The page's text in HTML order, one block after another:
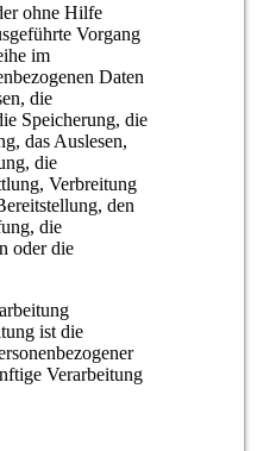
ohne Hilfe
Vorgang
im
Daten
die
Speicherung, die
das Auslesen,
die
Verbreitung
den
die
oder die
ist die
Verarbeitung